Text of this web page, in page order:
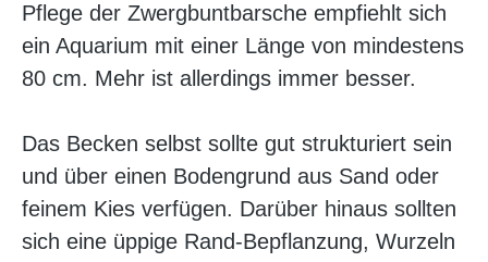
Pflege der Zwergbuntbarsche empfiehlt sich
ein Aquarium mit einer Länge von mindestens
80 cm. Mehr ist allerdings immer besser.
Das Becken selbst sollte gut strukturiert sein
und über einen Bodengrund aus Sand oder
feinem Kies verfügen. Darüber hinaus sollten
sich eine üppige Rand-Bepflanzung, Wurzeln